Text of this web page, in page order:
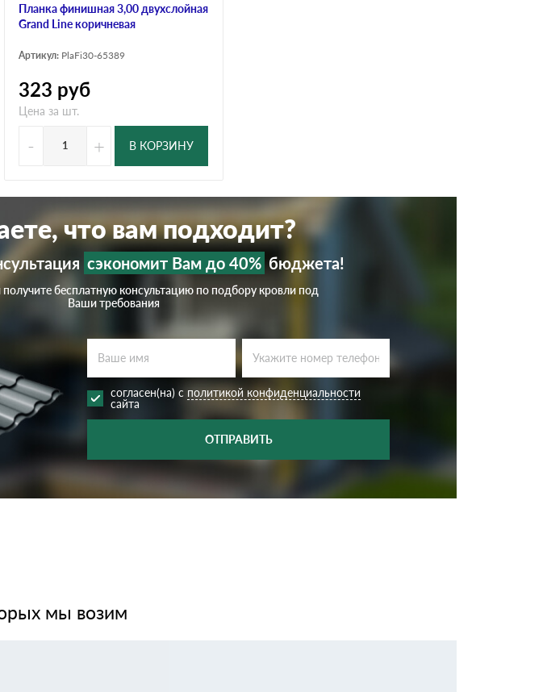
Планка финишная 3,00 двухслойная
Grand Line коричневая
Артикул: PlaFi30-65389
323 руб
Цена за шт.
- + В КОРЗИНУ
что вам подходит?
сэкономит Вам до 40% бюджета!
получите бесплатную консультацию по подбору кровли под
Ваши требования
согласен(на) с политикой конфиденциальности
сайта
ОТПРАВИТЬ
мы возим